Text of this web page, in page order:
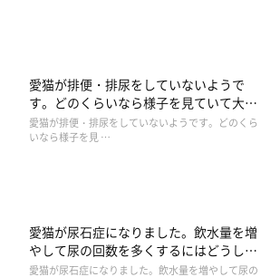
愛猫が排便・排尿をしていないようで
す。どのくらいなら様子を見ていて大丈
夫ですか。
愛猫が排便・排尿をしていないようです。どのくら
いなら様子を見 …
愛猫が尿石症になりました。飲水量を増
やして尿の回数を多くするにはどうした
らいいですか。
愛猫が尿石症になりました。飲水量を増やして尿の